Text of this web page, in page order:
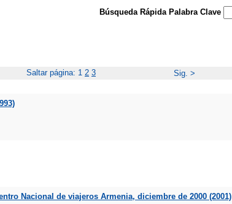
Búsqueda Rápida Palabra Clave
Saltar página: 1 2 3 Sig. >
Nacional de viajeros Armenia, diciembre de 2000 (2001)